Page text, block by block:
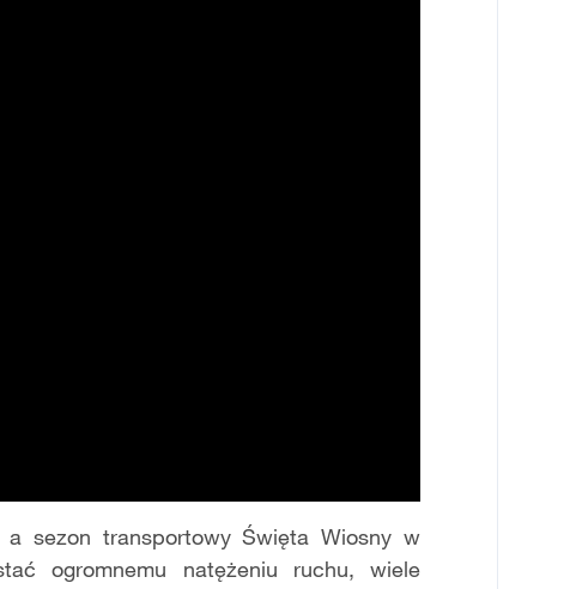
sezon transportowy Święta Wiosny w
ogromnemu natężeniu ruchu, wiele